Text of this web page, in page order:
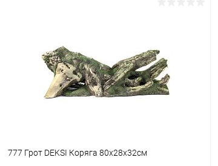
Купить в 1 клик Сравнение
В избранное В наличии
777 Грот DEKSI Коряга 80х28х32см